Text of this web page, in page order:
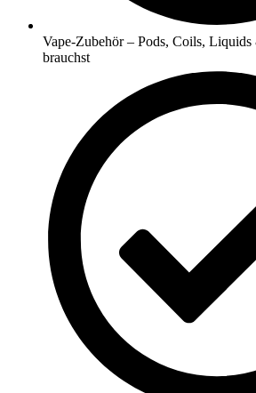
Vape-Zubehör – Pods, Coils, Liquids
brauchst